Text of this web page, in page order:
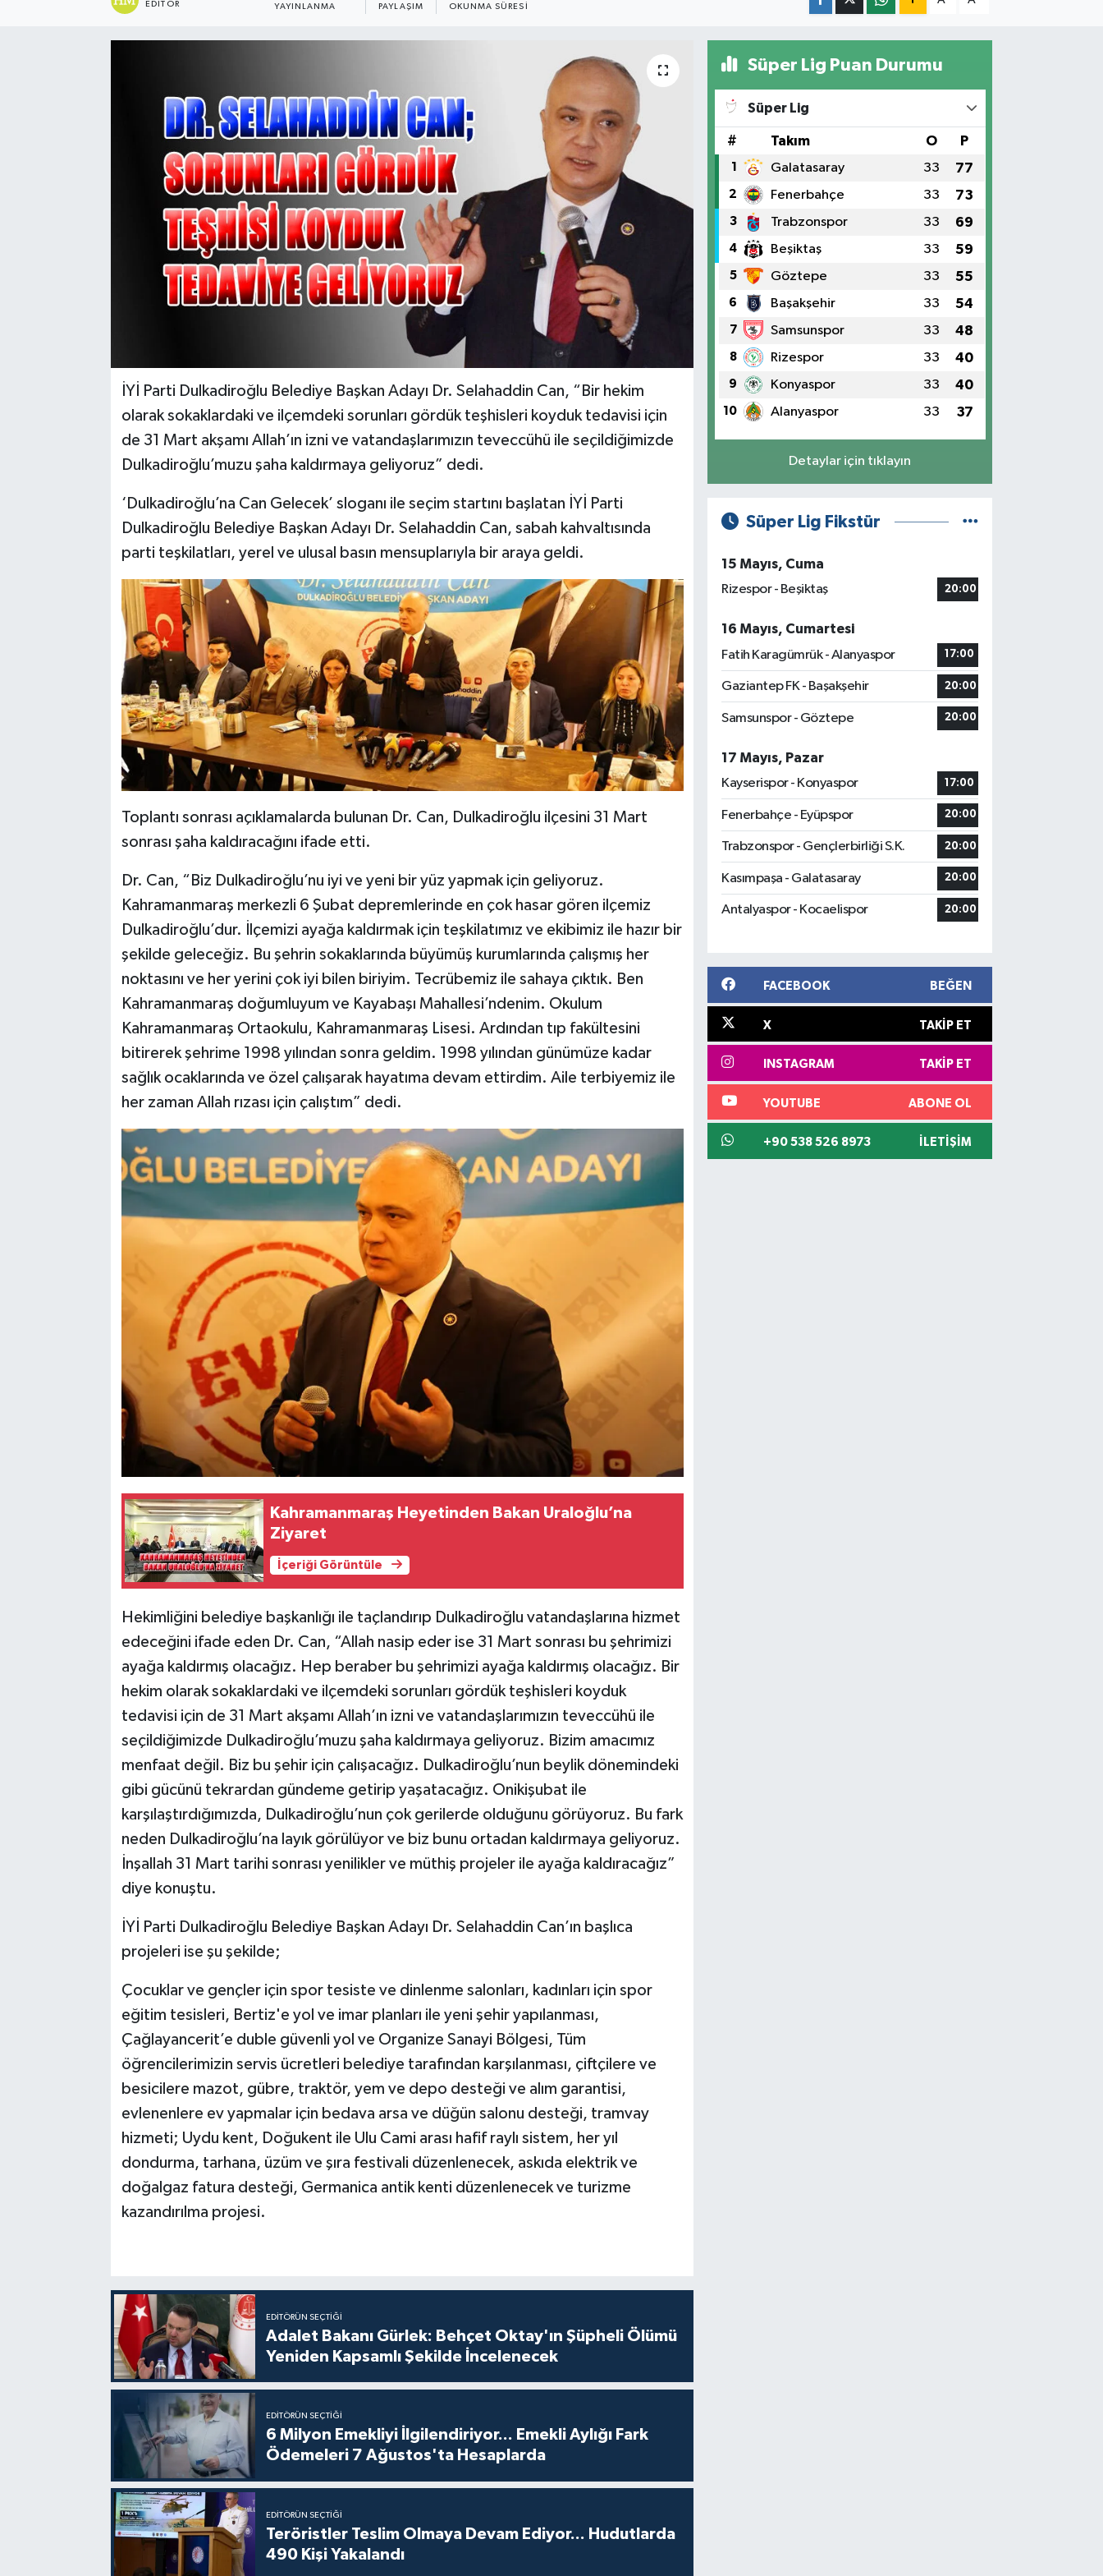
EDITÖR YAYINLANMA PAYLAŞIM OKUNMA SÜRESI
İYİ Parti Dulkadiroğlu Belediye Başkan Adayı Dr. Selahaddin Can, “Bir hekim
olarak sokaklardaki ve ilçemdeki sorunları gördük teşhisleri koyduk tedavisi için
de 31 Mart akşamı Allah’ın izni ve vatandaşlarımızın teveccühü ile seçildiğimizde
Dulkadiroğlu’muzu şaha kaldırmaya geliyoruz” dedi.
‘Dulkadiroğlu’na Can Gelecek’ sloganı ile seçim startını başlatan İYİ Parti
Dulkadiroğlu Belediye Başkan Adayı Dr. Selahaddin Can, sabah kahvaltısında
parti teşkilatları, yerel ve ulusal basın mensuplarıyla bir araya geldi.
Toplantı sonrası açıklamalarda bulunan Dr. Can, Dulkadiroğlu ilçesini 31 Mart
sonrası şaha kaldıracağını ifade etti.
Dr. Can, “Biz Dulkadiroğlu’nu iyi ve yeni bir yüz yapmak için geliyoruz.
Kahramanmaraş merkezli 6 Şubat depremlerinde en çok hasar gören ilçemiz
Dulkadiroğlu’dur. İlçemizi ayağa kaldırmak için teşkilatımız ve ekibimiz ile hazır bir
şekilde geleceğiz. Bu şehrin sokaklarında büyümüş kurumlarında çalışmış her
noktasını ve her yerini çok iyi bilen biriyim. Tecrübemiz ile sahaya çıktık. Ben
Kahramanmaraş doğumluyum ve Kayabaşı Mahallesi’ndenim. Okulum
Kahramanmaraş Ortaokulu, Kahramanmaraş Lisesi. Ardından tıp fakültesini
bitirerek şehrime 1998 yılından sonra geldim. 1998 yılından günümüze kadar
sağlık ocaklarında ve özel çalışarak hayatıma devam ettirdim. Aile terbiyemiz ile
her zaman Allah rızası için çalıştım” dedi.
Kahramanmaraş Heyetinden Bakan Uraloğlu’na
Ziyaret
İçeriği Görüntüle
Hekimliğini belediye başkanlığı ile taçlandırıp Dulkadiroğlu vatandaşlarına hizmet
edeceğini ifade eden Dr. Can, “Allah nasip eder ise 31 Mart sonrası bu şehrimizi
ayağa kaldırmış olacağız. Hep beraber bu şehrimizi ayağa kaldırmış olacağız. Bir
hekim olarak sokaklardaki ve ilçemdeki sorunları gördük teşhisleri koyduk
tedavisi için de 31 Mart akşamı Allah’ın izni ve vatandaşlarımızın teveccühü ile
seçildiğimizde Dulkadiroğlu’muzu şaha kaldırmaya geliyoruz. Bizim amacımız
menfaat değil. Biz bu şehir için çalışacağız. Dulkadiroğlu’nun beylik dönemindeki
gibi gücünü tekrardan gündeme getirip yaşatacağız. Onikişubat ile
karşılaştırdığımızda, Dulkadiroğlu’nun çok gerilerde olduğunu görüyoruz. Bu fark
neden Dulkadiroğlu’na layık görülüyor ve biz bunu ortadan kaldırmaya geliyoruz.
İnşallah 31 Mart tarihi sonrası yenilikler ve müthiş projeler ile ayağa kaldıracağız”
diye konuştu.
İYİ Parti Dulkadiroğlu Belediye Başkan Adayı Dr. Selahaddin Can’ın başlıca
projeleri ise şu şekilde;
Çocuklar ve gençler için spor tesiste ve dinlenme salonları, kadınları için spor
eğitim tesisleri, Bertiz'e yol ve imar planları ile yeni şehir yapılanması,
Çağlayancerit’e duble güvenli yol ve Organize Sanayi Bölgesi, Tüm
öğrencilerimizin servis ücretleri belediye tarafından karşılanması, çiftçilere ve
besicilere mazot, gübre, traktör, yem ve depo desteği ve alım garantisi,
evlenenlere ev yapmalar için bedava arsa ve düğün salonu desteği, tramvay
hizmeti; Uydu kent, Doğukent ile Ulu Cami arası hafif raylı sistem, her yıl
dondurma, tarhana, üzüm ve şıra festivali düzenlenecek, askıda elektrik ve
doğalgaz fatura desteği, Germanica antik kenti düzenlenecek ve turizme
kazandırılma projesi.
EDITÖRÜN SEÇTIĞI
Adalet Bakanı Gürlek: Behçet Oktay'ın Şüpheli Ölümü
Yeniden Kapsamlı Şekilde İncelenecek
EDITÖRÜN SEÇTIĞI
6 Milyon Emekliyi İlgilendiriyor... Emekli Aylığı Fark
Ödemeleri 7 Ağustos'ta Hesaplarda
EDITÖRÜN SEÇTIĞI
Teröristler Teslim Olmaya Devam Ediyor... Hudutlarda
490 Kişi Yakalandı
Süper Lig Puan Durumu
Süper Lig
# Takım O P
1 Galatasaray 33 77
2 Fenerbahçe 33 73
3 Trabzonspor 33 69
4 Beşiktaş 33 59
5 Göztepe 33 55
6 Başakşehir 33 54
7 Samsunspor 33 48
8 Rizespor 33 40
9 Konyaspor 33 40
10 Alanyaspor 33 37
Detaylar için tıklayın
Süper Lig Fikstür
15 Mayıs, Cuma
Rizespor - Beşiktaş
20:00
16 Mayıs, Cumartesi
Fatih Karagümrük - Alanyaspor
17:00
Gaziantep FK - Başakşehir 20:00
Samsunspor - Göztepe 20:00
17 Mayıs, Pazar
Kayserispor - Konyaspor
17:00
Fenerbahçe - Eyüpspor 20:00
Trabzonspor - Gençlerbirliği S.K. 20:00
Kasımpaşa - Galatasaray 20:00
Antalyaspor - Kocaelispor 20:00
FACEBOOK BEĞEN
X TAKIP ET
INSTAGRAM TAKIP ET
YOUTUBE ABONE OL
+90 538 526 8973 İLETIŞIM
Tarih - Kültür - Sanat - Turizm